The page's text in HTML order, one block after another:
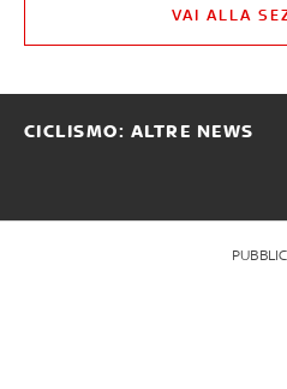
VAI ALLA
CICLISMO: ALTRE NEWS